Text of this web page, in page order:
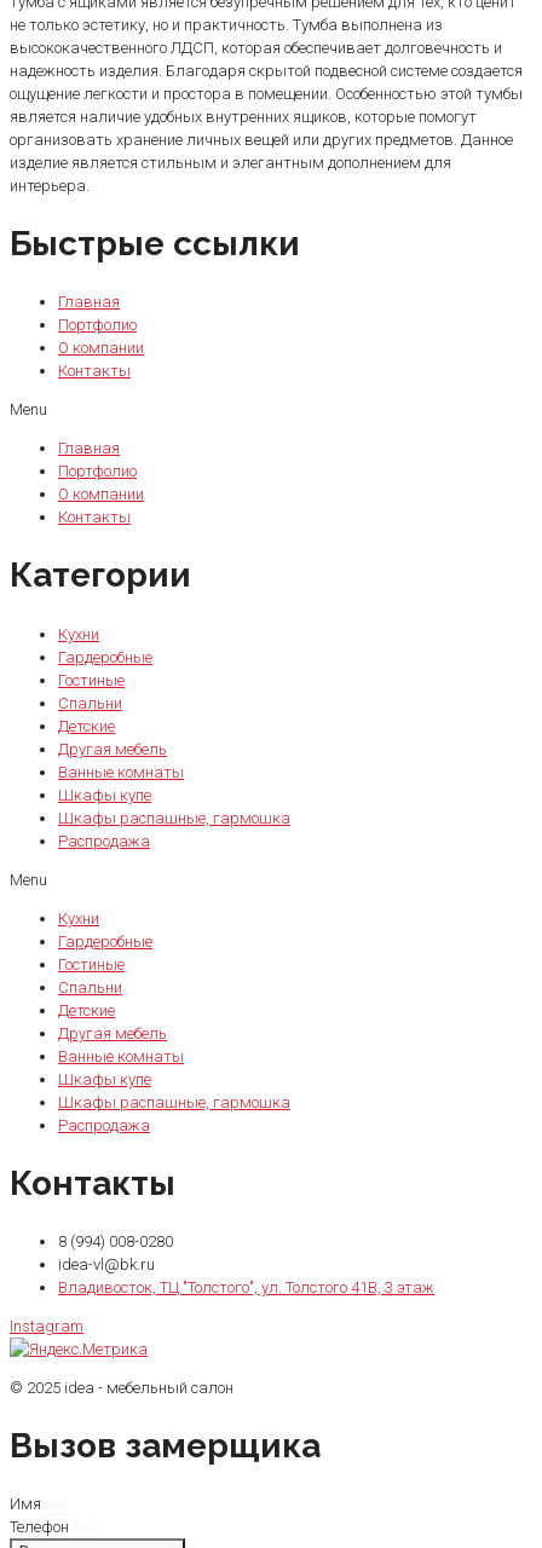
не только эстетику, но и практичность. Тумба выполнена из
высококачественного ЛДСП, которая обеспечивает долговечность и
надежность изделия. Благодаря скрытой подвесной системе создается
ощущение легкости и простора в помещении. Особенностью этой тумбы
является наличие удобных внутренних ящиков, которые помогут
организовать хранение личных вещей или других предметов. Данное
изделие является стильным и элегантным дополнением для
интерьера.
Быстрые ссылки
Главная
Портфолио
О компании
Контакты
Menu
Главная
Портфолио
О компании
Контакты
Категории
Кухни
Гардеробные
Гостиные
Спальни
Детские
Другая мебель
Ванные комнаты
Шкафы купе
Шкафы распашные, гармошка
Распродажа
Menu
Кухни
Гардеробные
Гостиные
Спальни
Детские
Другая мебель
Ванные комнаты
Шкафы купе
Шкафы распашные, гармошка
Распродажа
Контакты
8 (994) 008-0280
idea-vl@bk.ru
Владивосток, ТЦ "Толстого", ул. Толстого 41В, 3 этаж
Instagram
© 2025 idea - мебельный салон
Вызов замерщика
Имя
Телефон